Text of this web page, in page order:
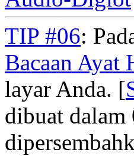
TIP #06:
Bacaan Ayat
layar Anda. [
dibuat dalam